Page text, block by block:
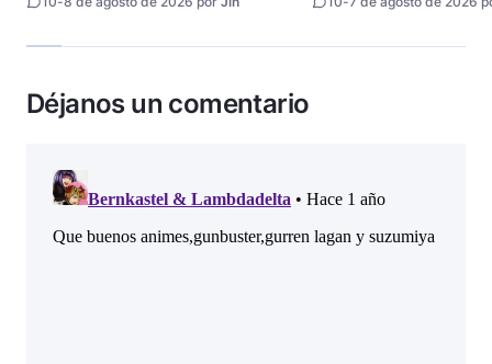
Déjanos un comentario